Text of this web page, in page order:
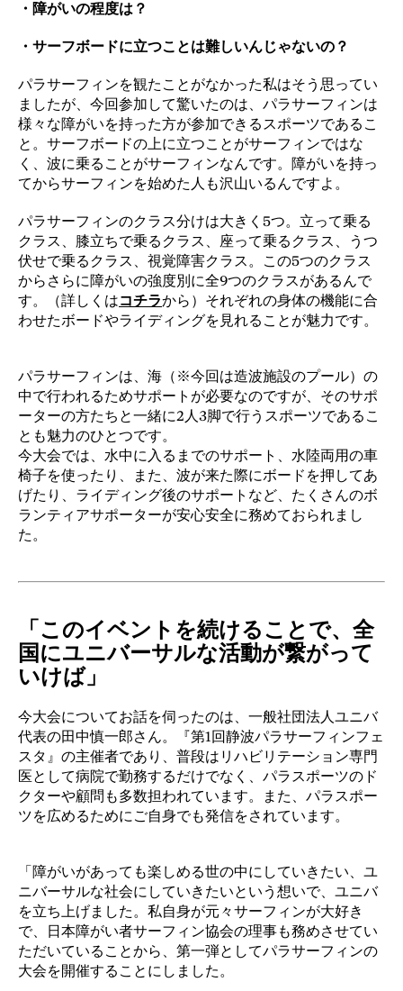
・障がいの程度は？
・サーフボードに立つことは難しいんじゃないの？
パラサーフィンを観たことがなかった私はそう思ってい
ましたが、今回参加して驚いたのは、パラサーフィンは
様々な障がいを持った方が参加できるスポーツであるこ
と。サーフボードの上に立つことがサーフィンではな
く、波に乗ることがサーフィンなんです。障がいを持っ
てからサーフィンを始めた人も沢山いるんですよ。
パラサーフィンのクラス分けは大きく5つ。立って乗る
クラス、膝立ちで乗るクラス、座って乗るクラス、うつ
伏せで乗るクラス、視覚障害クラス。この5つのクラス
からさらに障がいの強度別に全9つのクラスがあるんで
す。（詳しくはコチラから）それぞれの身体の機能に合
わせたボードやライディングを見れることが魅力です。
パラサーフィンは、海（※今回は造波施設のプール）の
中で行われるためサポートが必要なのですが、そのサポ
ーターの方たちと一緒に2人3脚で行うスポーツであるこ
とも魅力のひとつです。
今大会では、水中に入るまでのサポート、水陸両用の車
椅子を使ったり、また、波が来た際にボードを押してあ
げたり、ライディング後のサポートなど、たくさんのボ
ランティアサポーターが安心安全に務めておられまし
た。
「このイベントを続けることで、全
国にユニバーサルな活動が繋がって
いけば」
今大会についてお話を伺ったのは、一般社団法人ユニバ
代表の田中慎一郎さん。『第1回静波パラサーフィンフェ
スタ』の主催者であり、普段はリハビリテーション専門
医として病院で勤務するだけでなく、パラスポーツのド
クターや顧問も多数担われています。また、パラスポー
ツを広めるためにご自身でも発信をされています。
「障がいがあっても楽しめる世の中にしていきたい、ユ
ニバーサルな社会にしていきたいという想いで、ユニバ
を立ち上げました。私自身が元々サーフィンが大好き
で、日本障がい者サーフィン協会の理事も務めさせてい
ただいていることから、第一弾としてパラサーフィンの
大会を開催することにしました。